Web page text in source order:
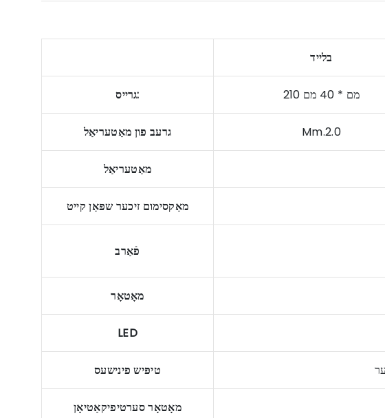
בלייד
גרײס: 210 מם * 40 מם
גרעב פון מאַטעריאַל Mm.2.0
מאַטעריאַל
מאַקסימום זיכער שפּאַן קייט
פֿאַרב
מאָטאָר
LED
טיפּיש פינישעס
מאָטאָר סערטיפיקאַטיאָן